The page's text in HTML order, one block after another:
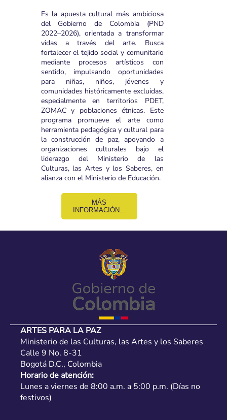
Es la apuesta cultural más ambiciosa
del Gobierno de Colombia (PND
2022–2026), orientada a transformar
vidas a través del arte. Busca
fortalecer el tejido social y comunitario
mediante procesos artísticos con
sentido, impulsando oportunidades
para niñas, niños, jóvenes y
comunidades históricamente excluidas,
especialmente en territorios PDET,
ZOMAC y poblaciones étnicas. Este
programa promueve el arte como
herramienta pedagógica y cultural para
la construcción de paz, apoyando a
organizaciones culturales bajo el
liderazgo del Ministerio de las
Culturas, las Artes y los Saberes, en
alianza con el Ministerio de Educación.
MÁS
INFORMACIÓN...
ARTES PARA LA PAZ
Ministerio de las Culturas, las Artes y los Saberes
Calle 9 No. 8-31
Bogotá D.C., Colombia
Horario de atención:
Lunes a viernes de 8:00 a.m. a 5:00 p.m. (Días no
festivos)